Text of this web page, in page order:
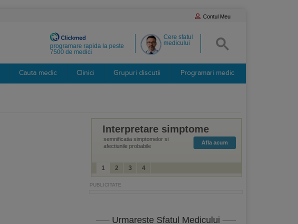
Contul Meu
Cere sfatul
medicului
programare rapida la peste
7500 de medici
Cauta medic Clinici Grupuri discutii Programari medic
Interpretare simptome
semnificatia simptomelor si
afectiunile probabile
Afla acum
1 2 3 4
Urmareste Sfatul Medicului